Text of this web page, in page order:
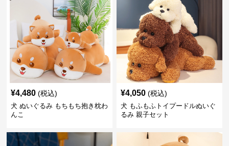
¥4,480 (税込)
犬 ぬいぐるみ もちもち抱き枕わ
んこ
¥4,050 (税込)
犬 もふもふトイプードルぬいぐ
るみ 親子セット